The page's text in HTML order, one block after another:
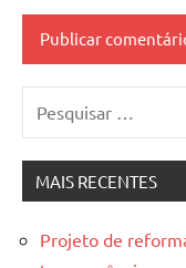
MAIS RECENTES
Projeto de